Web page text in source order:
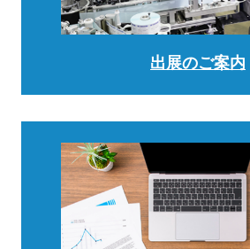
出展のご案内